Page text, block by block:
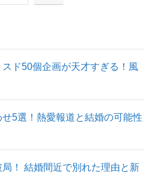
ド50個企画が天才すぎる！風
5選！熱愛報道と結婚の可能性
！ 結婚間近で別れた理由と新